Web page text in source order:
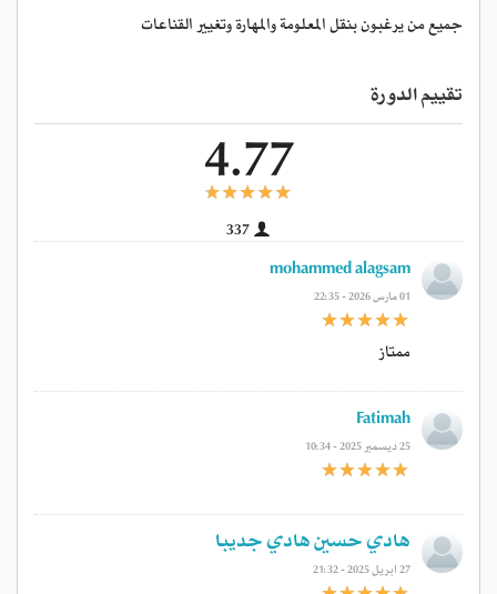
جميع من يرغبون بنقل المعلومة والمهارة وتغيير القناعات
تقييم الدورة
4.77
337
mohammed alagsam
01 مارس 2026 - 22:35
ممتاز
Fatimah
25 ديسمبر 2025 - 10:34
هادي حسين هادي جديبا
27 ابريل 2025 - 21:32